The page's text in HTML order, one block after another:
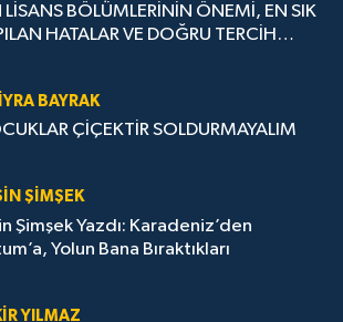
LİSANS BÖLÜMLERİNİN ÖNEMİ, EN SIK
HATALAR VE DOĞRU TERCİH
BAYRAK
ÇİÇEKTİR SOLDURMAYALIM
ŞIMŞEK
Şimşek Yazdı: Karadeniz’den
Yolun Bana Bıraktıkları
YILMAZ